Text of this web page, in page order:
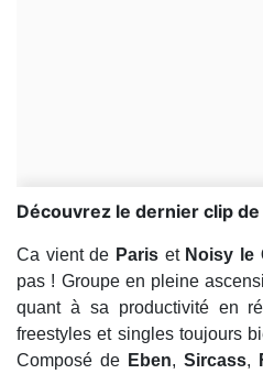
Découvrez le dernier clip de
Ca vient de Paris et Noisy le
pas ! Groupe en pleine
quant à sa productivité en
freestyles et singles toujours
Composé de Eben, Sircass,